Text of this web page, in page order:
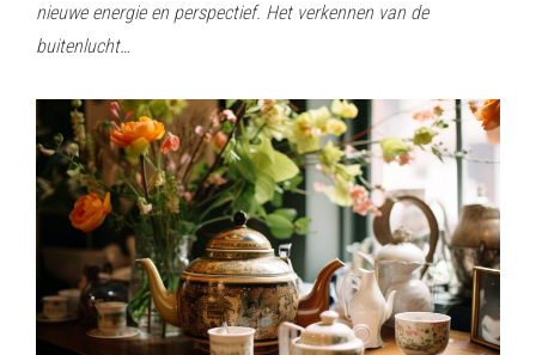
nieuwe energie en perspectief. Het verkennen van de
buitenlucht…